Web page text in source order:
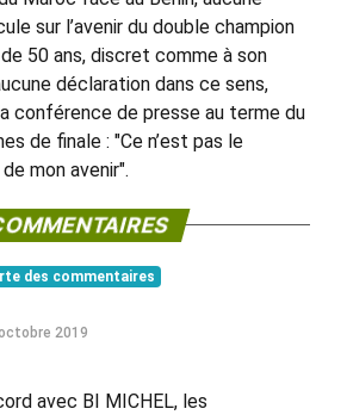
sur l’avenir du double champion
50 ans, discret comme à son
déclaration dans ce sens,
conférence de presse au terme du
de finale : "Ce n’est pas le
mon avenir".
des commentaires
2019
avec BI MICHEL, les